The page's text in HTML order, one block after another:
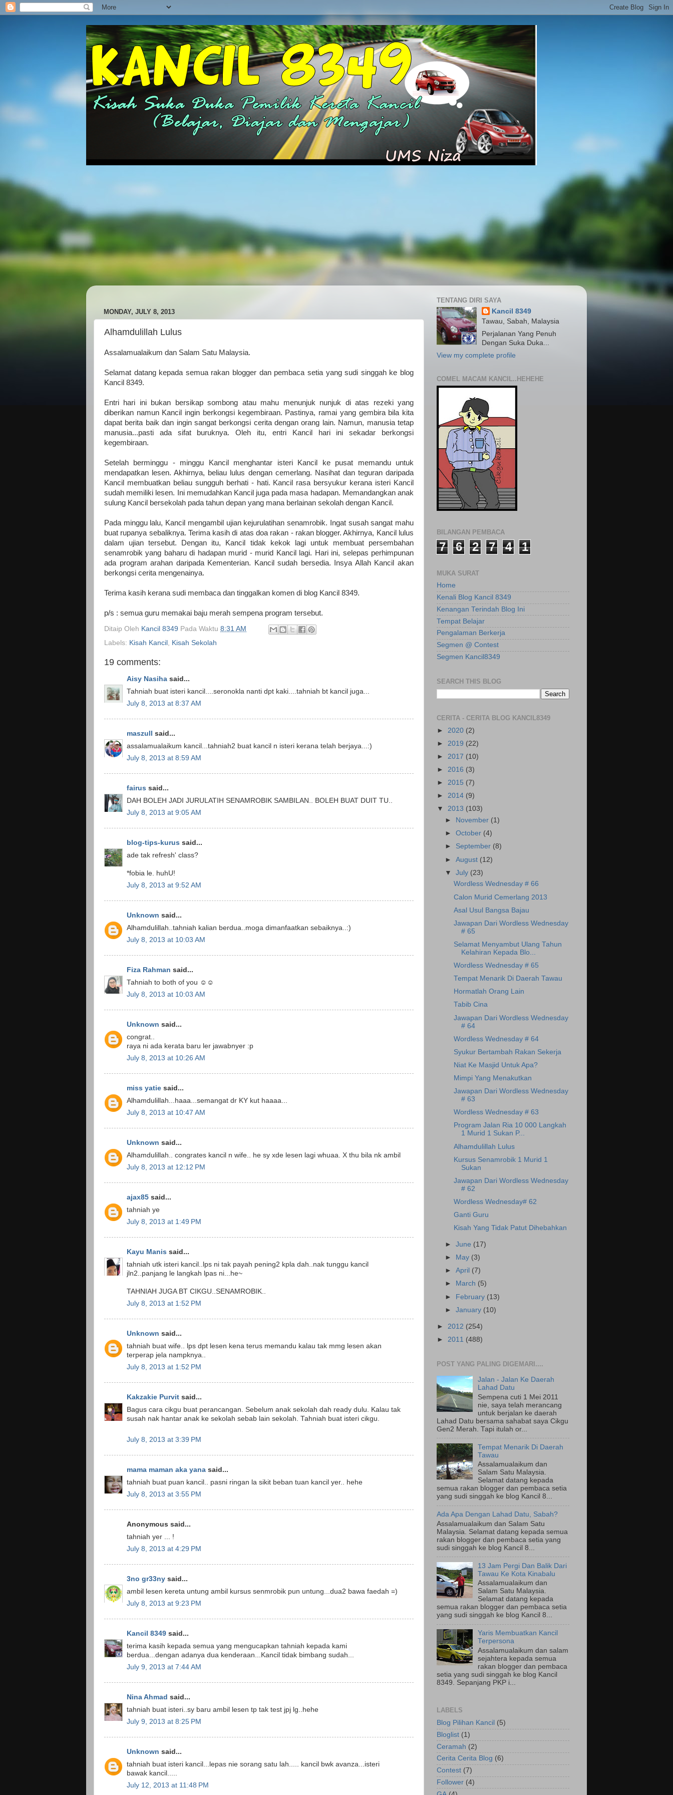
MONDAY, JULY 8, 2013
Alhamdulillah Lulus
Assalamualaikum dan Salam Satu Malaysia.
Selamat datang kepada semua rakan blogger dan pembaca setia yang sudi singgah ke blog
Kancil 8349.
Entri hari ini bukan bersikap sombong atau mahu menunjuk nunjuk di atas rezeki yang
diberikan namun Kancil ingin berkongsi kegembiraan. Pastinya, ramai yang gembira bila kita
dapat berita baik dan ingin sangat berkongsi cerita dengan orang lain. Namun, manusia tetap
manusia...pasti ada sifat buruknya. Oleh itu, entri Kancil hari ini sekadar berkongsi
kegembiraan.
Setelah berminggu - minggu Kancil menghantar isteri Kancil ke pusat memandu untuk
mendapatkan lesen. Akhirnya, beliau lulus dengan cemerlang. Nasihat dan teguran daripada
Kancil membuatkan beliau sungguh berhati - hati. Kancil rasa bersyukur kerana isteri Kancil
sudah memiliki lesen. Ini memudahkan Kancil juga pada masa hadapan. Memandangkan anak
sulung Kancil bersekolah pada tahun depan yang mana berlainan sekolah dengan Kancil.
Pada minggu lalu, Kancil mengambil ujian kejurulatihan senamrobik. Ingat susah sangat mahu
buat rupanya sebaliknya. Terima kasih di atas doa rakan - rakan blogger. Akhirnya, Kancil lulus
dalam ujian tersebut. Dengan itu, Kancil tidak kekok lagi untuk membuat persembahan
senamrobik yang baharu di hadapan murid - murid Kancil lagi. Hari ini, selepas perhimpunan
ada program arahan daripada Kementerian. Kancil sudah bersedia. Insya Allah Kancil akan
berkongsi cerita mengenainya.
Terima kasih kerana sudi membaca dan tinggalkan komen di blog Kancil 8349.
p/s : semua guru memakai baju merah sempena program tersebut.
Ditaip Oleh Kancil 8349 Pada Waktu 8:31 AM
Labels: Kisah Kancil , Kisah Sekolah
19 comments:
Aisy Nasiha said...
Tahniah buat isteri kancil....seronokla nanti dpt kaki....tahniah bt kancil juga...
July 8, 2013 at 8:37 AM
maszull
said...
assalamualaikum kancil...tahniah2 buat kancil n isteri kerana telah berjaya...:)
July 8, 2013 at 8:59 AM
fairus said...
DAH BOLEH JADI JURULATIH SENAMROBIK SAMBILAN.. BOLEH BUAT DUIT TU..
July 8, 2013 at 9:05 AM
blog-tips-kurus said...
ade tak refresh' class?
*fobia le. huhU!
July 8, 2013 at 9:52 AM
Unknown said...
Alhamdulillah..tahniah kalian berdua..moga dimanfaatkan sebaiknya..:)
July 8, 2013 at 10:03 AM
Fiza Rahman said...
Tahniah to both of you ☺☺
July 8, 2013 at 10:03 AM
Unknown said...
congrat..
raya ni ada kerata baru ler jawabnyer :p
July 8, 2013 at 10:26 AM
miss yatie said...
Alhamdulillah...haaa...semangat dr KY kut haaaa...
July 8, 2013 at 10:47 AM
Unknown said...
Alhamdulillah.. congrates kancil n wife.. he sy xde lesen lagi whuaa. X thu bila nk ambil
July 8, 2013 at 12:12 PM
ajax85 said...
tahniah ye
July 8, 2013 at 1:49 PM
Kayu Manis said...
tahniah utk isteri kancil..lps ni tak payah pening2 kpla dah..nak tunggu kancil
jln2..panjang le langkah lpas ni...he~
TAHNIAH JUGA BT CIKGU..SENAMROBIK..
July 8, 2013 at 1:52 PM
Unknown said...
tahniah buat wife.. lps dpt lesen kena terus memandu kalau tak mmg lesen akan
terperap jela nampknya..
July 8, 2013 at 1:52 PM
Kakzakie Purvit said...
Bagus cara cikgu buat perancangan. Sebelum anak sekolah dah ready dulu. Kalau tak
susah nak hantar anak ke sekolah sebab lain sekolah. Tahniah buat isteri cikgu.
July 8, 2013 at 3:39 PM
mama maman aka yana said...
tahniah buat puan kancil.. pasni ringan la sikit beban tuan kancil yer.. hehe
July 8, 2013 at 3:55 PM
Anonymous said...
tahniah yer ... !
July 8, 2013 at 4:29 PM
3no gr33ny said...
ambil lesen kereta untung ambil kursus senmrobik pun untung...dua2 bawa faedah =)
July 8, 2013 at 9:23 PM
Kancil 8349 said...
terima kasih kepada semua yang mengucapkan tahniah kepada kami
berdua...dengan adanya dua kenderaan...Kancil tidak bimbang sudah...
July 9, 2013 at 7:44 AM
Nina Ahmad said...
tahniah buat isteri..sy baru ambil lesen tp tak test jpj lg..hehe
July 9, 2013 at 8:25 PM
Unknown said...
tahniah buat isteri kancil...lepas nie sorang satu lah..... kancil bwk avanza...isteri
bawak kancil.....
July 12, 2013 at 11:48 PM
TENTANG DIRI SAYA
Kancil 8349
Tawau, Sabah, Malaysia
Perjalanan Yang Penuh
Dengan Suka Duka...
View my complete profile
COMEL MACAM KANCIL..HEHEHE
BILANGAN PEMBACA
7 6 2 7 4 1
MUKA SURAT
Home
Kenali Blog Kancil 8349
Kenangan Terindah Blog Ini
Tempat Belajar
Pengalaman Berkerja
Segmen @ Contest
Segmen Kancil8349
SEARCH THIS BLOG
CERITA - CERITA BLOG KANCIL8349
► 2020 (2)
► 2019 (22)
► 2017 (10)
► 2016 (3)
► 2015 (7)
► 2014 (9)
▼ 2013 (103)
►
November (1)
►October (4)
► September (8)
►August (12)
▼July (23)
Wordless Wednesday # 66
Calon Murid Cemerlang 2013
Asal Usul Bangsa Bajau
Jawapan Dari Wordless Wednesday
# 65
Selamat Menyambut Ulang Tahun
Kelahiran Kepada Blo...
Wordless Wednesday # 65
Tempat Menarik Di Daerah Tawau
Hormatlah Orang Lain
Tabib Cina
Jawapan Dari Wordless Wednesday
# 64
Wordless Wednesday # 64
Syukur Bertambah Rakan Sekerja
Niat Ke Masjid Untuk Apa?
Mimpi Yang Menakutkan
Jawapan Dari Wordless Wednesday
# 63
Wordless Wednesday # 63
Program Jalan Ria 10 000 Langkah
1 Murid 1 Sukan P...
Alhamdulillah Lulus
Kursus Senamrobik 1 Murid 1
Sukan
Jawapan Dari Wordless Wednesday
# 62
Wordless Wednesday# 62
Ganti Guru
Kisah Yang Tidak Patut Dihebahkan
►June (17)
►
May (3)
►April (7)
►
March (5)
► February (13)
►January (10)
► 2012 (254)
► 2011 (488)
POST YANG PALING DIGEMARI....
Jalan - Jalan Ke Daerah
Lahad Datu
Sempena cuti 1 Mei 2011
nie, saya telah merancang
untuk berjalan ke daerah
Lahad Datu bersama sahabat saya Cikgu
Gen2 Merah. Tapi itulah or...
Tempat Menarik Di Daerah
Tawau
Assalamualaikum dan
Salam Satu Malaysia.
Selamat datang kepada
semua rakan blogger dan pembaca setia
yang sudi singgah ke blog Kancil 8...
Ada Apa Dengan Lahad Datu, Sabah?
Assalamualaikum dan Salam Satu
Malaysia. Selamat datang kepada semua
rakan blogger dan pembaca setia yang
sudi singgah ke blog Kancil 8...
13 Jam Pergi Dan Balik Dari
Tawau Ke Kota Kinabalu
Assalamualaikum dan
Salam Satu Malaysia.
Selamat datang kepada
semua rakan blogger dan pembaca setia
yang sudi singgah ke blog Kancil 8...
Yaris Membuatkan Kancil
Terpersona
Assalamualaikum dan salam
sejahtera kepada semua
rakan blogger dan pembaca
setia yang sudi singgah ke blog Kancil
8349. Sepanjang PKP i...
LABELS
Blog Pilihan Kancil (5)
Bloglist (1)
Ceramah (2)
Cerita Cerita Blog (6)
Contest (7)
Follower (4)